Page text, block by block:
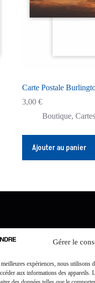
Gérer le
expériences, nous utilisons
aux informations des appareils.
Carte Postale
3,00 €
Boutique,
Ajouter au panier